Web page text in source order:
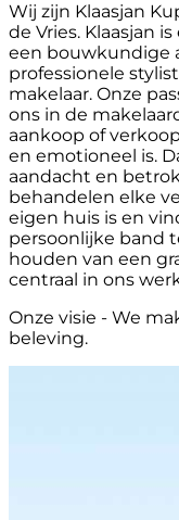
Wij zijn Klaasjan
de Vries. Klaasjan
een bouwkundige
professionele
makelaar. Onze
ons in de
aankoop of
en emotioneel is.
aandacht en
behandelen elke
eigen huis is en
persoonlijke band
houden van een
centraal in ons
Onze visie - We
beleving.